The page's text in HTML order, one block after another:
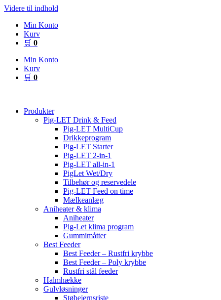
Videre til indhold
Min Konto
Kurv
🛒 0
Min Konto
Kurv
🛒 0
Produkter
Pig-LET Drink & Feed
Pig-LET MultiCup
Drikkeprogram
Pig-LET Starter
Pig-LET 2-in-1
Pig-LET all-in-1
PigLet Wet/Dry
Tilbehør og reservedele
Pig-LET Feed on time
Mælkeanlæg
Aniheater & klima
Aniheater
Pig-Let klima program
Gummimåtter
Best Feeder
Best Feeder – Rustfri krybbe
Best Feeder – Poly krybbe
Rustfri stål feeder
Halmhække
Gulvløsninger
Støbejernsriste